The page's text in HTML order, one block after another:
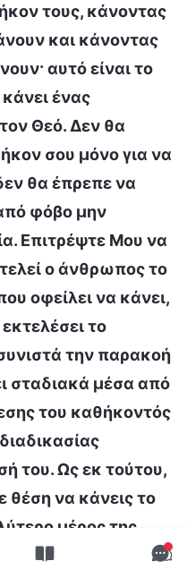
τους, κάνοντας
και κάνοντας
αυτό είναι το
ένας
Θεό. Δεν θα
σου μόνο για να
θα έπρεπε να
φόβο μην
Επιτρέψτε Μου να
ο άνθρωπος το
οφείλει να κάνει,
το
την παρακοή
σταδιακά μέσα από
του καθήκοντός
του. Ως εκ τούτου,
θέση να κάνεις το
μέρος της
τόσο πιο